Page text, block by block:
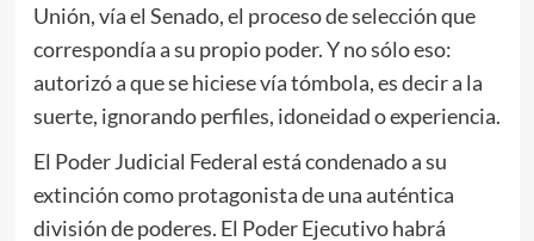
Unión, vía el Senado, el proceso de selección que
correspondía a su propio poder. Y no sólo eso:
autorizó a que se hiciese vía tómbola, es decir a la
suerte, ignorando perfiles, idoneidad o experiencia.
El Poder Judicial Federal está condenado a su
extinción como protagonista de una auténtica
división de poderes. El Poder Ejecutivo habrá